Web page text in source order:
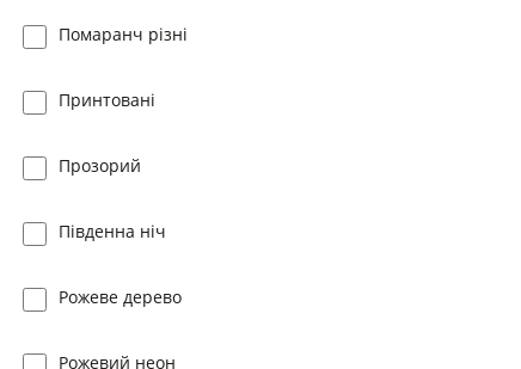
Помаранч різні
Принтовані
Прозорий
Південна ніч
Рожеве дерево
Рожевий неон